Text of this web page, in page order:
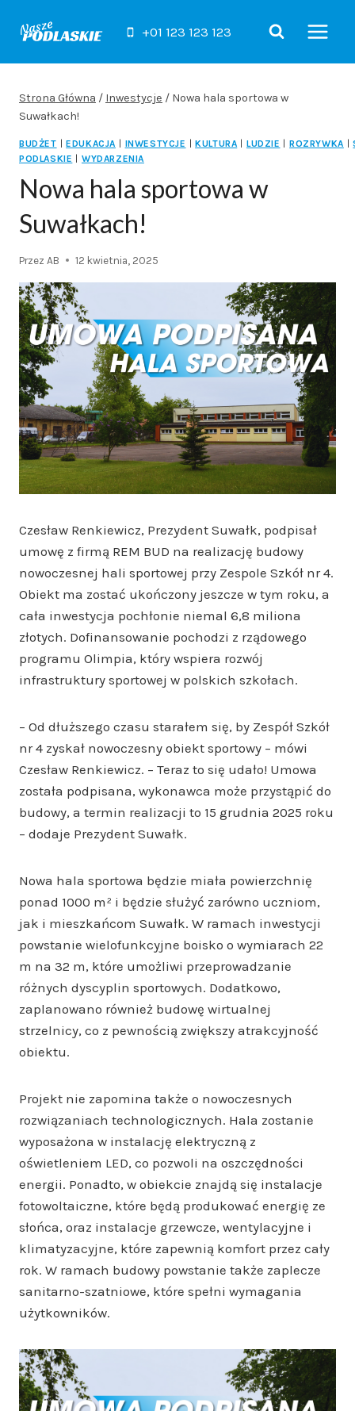
+01 123 123 123
Strona Główna / Inwestycje / Nowa hala sportowa w
Suwałkach!
BUDŻET EDUKACJA INWESTYCJE KULTURA LUDZIE ROZRYWKA
PODLASKIE
WYDARZENIA
Nowa hala sportowa w
Suwałkach!
Przez AB 12 kwietnia, 2025
Czesław Renkiewicz, Prezydent Suwałk, podpisał
umowę z firmą REM BUD na realizację budowy
nowoczesnej hali sportowej przy Zespole Szkół nr 4.
Obiekt ma zostać ukończony jeszcze w tym roku, a
cała inwestycja pochłonie niemal 6,8 miliona
złotych. Dofinansowanie pochodzi z rządowego
programu Olimpia, który wspiera rozwój
infrastruktury sportowej w polskich szkołach.
– Od dłuższego czasu starałem się, by Zespół Szkół
nr 4 zyskał nowoczesny obiekt sportowy – mówi
Czesław Renkiewicz. – Teraz to się udało! Umowa
została podpisana, wykonawca może przystąpić do
budowy, a termin realizacji to 15 grudnia 2025 roku
– dodaje Prezydent Suwałk.
Nowa hala sportowa będzie miała powierzchnię
ponad 1000 m² i będzie służyć zarówno uczniom,
jak i mieszkańcom Suwałk. W ramach inwestycji
powstanie wielofunkcyjne boisko o wymiarach 22
m na 32 m, które umożliwi przeprowadzanie
różnych dyscyplin sportowych. Dodatkowo,
zaplanowano również budowę wirtualnej
strzelnicy, co z pewnością zwiększy atrakcyjność
obiektu.
Projekt nie zapomina także o nowoczesnych
rozwiązaniach technologicznych. Hala zostanie
wyposażona w instalację elektryczną z
oświetleniem LED, co pozwoli na oszczędności
energii. Ponadto, w obiekcie znajdą się instalacje
fotowoltaiczne, które będą produkować energię ze
słońca, oraz instalacje grzewcze, wentylacyjne i
klimatyzacyjne, które zapewnią komfort przez cały
rok. W ramach budowy powstanie także zaplecze
sanitarno-szatniowe, które spełni wymagania
użytkowników.